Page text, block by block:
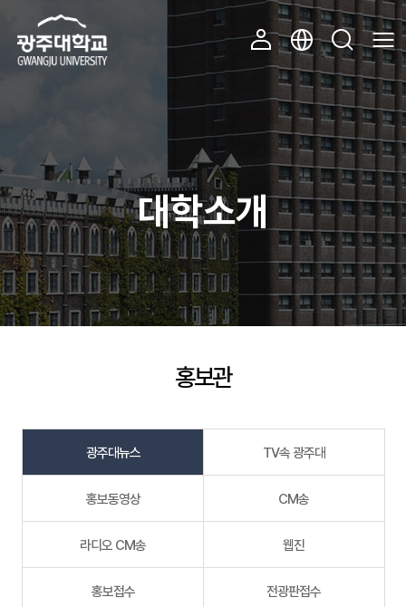
대학소개
홍보관
광주대뉴스 TV속 광주대
홍보동영상 CM송
라디오 CM송 웹진
홍보접수 전광판접수